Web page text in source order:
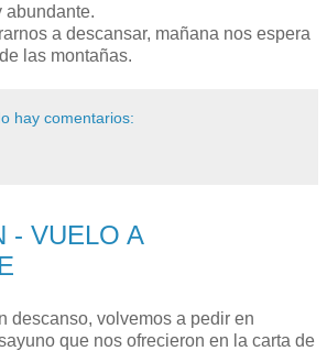
abundante.
a descansar, mañana nos espera
las montañas.
hay comentarios:
- VUELO A
descanso, volvemos a pedir en
que nos ofrecieron en la carta de